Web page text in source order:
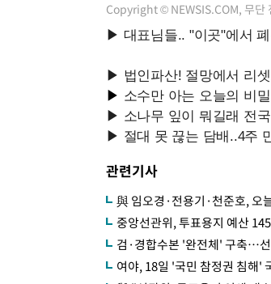
Copyright © NEWSIS.COM, 무단
관련기사
與 임오경·전용기·천준호, 오
중앙선관위, 투표용지 예산
검·경합수본 '완전체' 구축…
여야, 18일 '국민 참정권 침해'